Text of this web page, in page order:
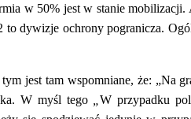
w 50% jest w stanie
ochrony pogranicza.
jest tam wspomniane, że: „Na
W myśl tego „W przypadku